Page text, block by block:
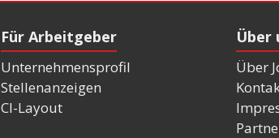
Für Arbeitgeber
Unternehmensprofil
Stellenanzeigen
CI-Layout
Über
Über